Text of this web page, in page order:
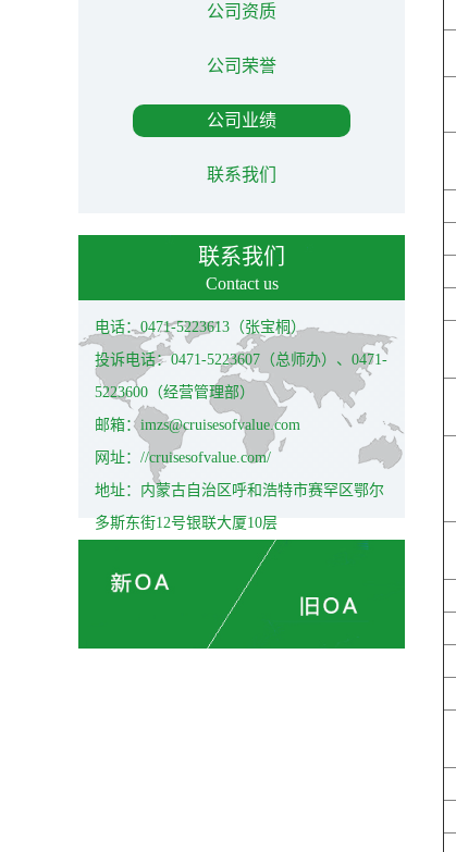
公司资质
公司荣誉
公司业绩
联系我们
联系我们
Contact us
电话：0471-5223613（张宝桐）
投诉电话：0471-5223607（总师办）、0471-
5223600（经营管理部）
邮箱：imzs@cruisesofvalue.com
网址：//cruisesofvalue.com/
地址：内蒙古自治区呼和浩特市赛罕区鄂尔
多斯东街12号银联大厦10层